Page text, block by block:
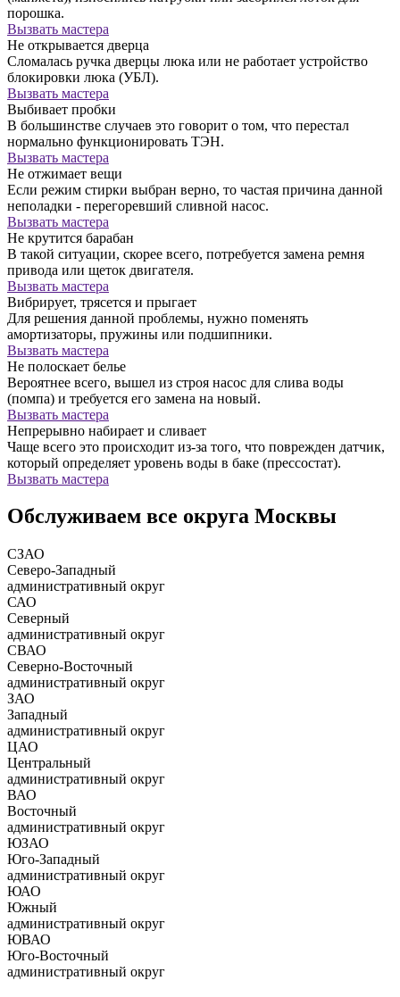
порошка.
Вызвать мастера
Не открывается дверца
Сломалась ручка дверцы люка или не работает устройство
блокировки люка (УБЛ).
Вызвать мастера
Выбивает пробки
В большинстве случаев это говорит о том, что перестал
нормально функционировать ТЭН.
Вызвать мастера
Не отжимает вещи
Если режим стирки выбран верно, то частая причина данной
неполадки - перегоревший сливной насос.
Вызвать мастера
Не крутится барабан
В такой ситуации, скорее всего, потребуется замена ремня
привода или щеток двигателя.
Вызвать мастера
Вибрирует, трясется и прыгает
Для решения данной проблемы, нужно поменять
амортизаторы, пружины или подшипники.
Вызвать мастера
Не полоскает белье
Вероятнее всего, вышел из строя насос для слива воды
(помпа) и требуется его замена на новый.
Вызвать мастера
Непрерывно набирает и сливает
Чаще всего это происходит из-за того, что поврежден датчик,
который определяет уровень воды в баке (прессостат).
Вызвать мастера
Обслуживаем все округа Москвы
СЗАО
Северо-Западный
административный округ
САО
Северный
административный округ
СВАО
Северно-Восточный
административный округ
ЗАО
Западный
административный округ
ЦАО
Центральный
административный округ
ВАО
Восточный
административный округ
ЮЗАО
Юго-Западный
административный округ
ЮАО
Южный
административный округ
ЮВАО
Юго-Восточный
административный округ